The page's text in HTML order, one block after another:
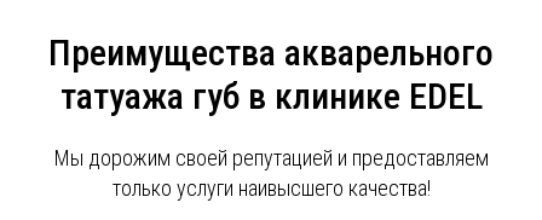
Преимущества акварельного
татуажа губ в клинике EDEL
Мы дорожим своей репутацией и предоставляем
только услуги наивысшего качества!